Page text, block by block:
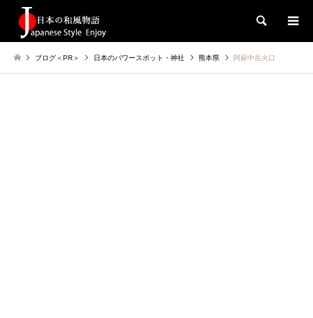
検索
ブログ＜PR＞ 日本のパワースポット・神社 熊本県 阿蘇中岳火口